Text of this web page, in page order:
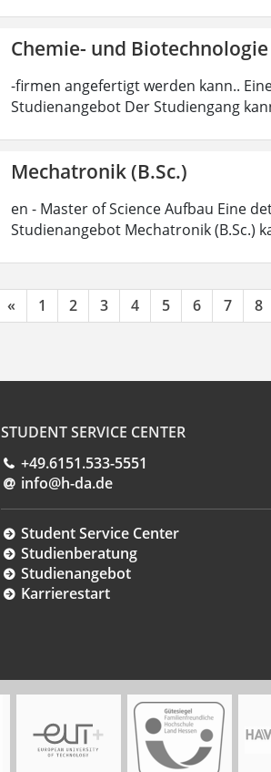
Chemie- und Biotechnologie
-firmen angefertigt werden kann..
Studienangebot Der Studiengang
Mechatronik (B.Sc.)
en - Master of Science Aufbau Eine
Studienangebot Mechatronik (B.Sc.)
« 1 2 3 4 5 6 7 8
STUDENT SERVICE CENTER
+49.6151.533-5551
info@h-da.de
Student Service Center
Studienberatung
Studienangebot
Karrierestart